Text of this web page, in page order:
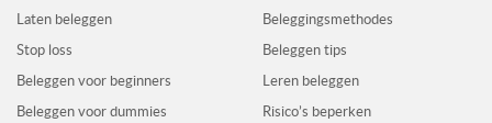
Laten beleggen
Stop loss
Beleggen voor beginners
Beleggen voor dummies
Beleggingsmethodes
Beleggen tips
Leren beleggen
Risico’s beperken